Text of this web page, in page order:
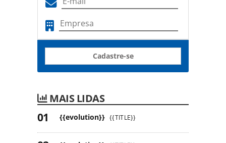
Cadastre-se
MAIS LIDAS
{{evolution}} {{TITLE}}